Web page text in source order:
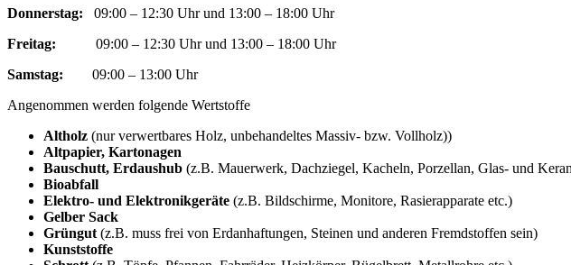
Donnerstag: 09:00 – 12:30 Uhr und 13:00 – 18:00 Uhr
Freitag: 09:00 – 12:30 Uhr und 13:00 – 18:00 Uhr
Samstag:
09:00 – 13:00 Uhr
Angenommen werden folgende Wertstoffe
Altholz (nur verwertbares Holz, unbehandeltes Massiv- bzw. Vollholz))
Altpapier, Kartonagen
Bauschutt, Erdaushub (z.B. Mauerwerk, Dachziegel, Kacheln, Porzellan, Glas- und
Bioabfall
Elektro- und Elektronikgeräte (z.B. Bildschirme, Monitore, Rasierapparate etc.)
Gelber Sack
Grüngut (z.B. muss frei von Erdanhaftungen, Steinen und anderen Fremdstoffen sein)
Kunststoffe